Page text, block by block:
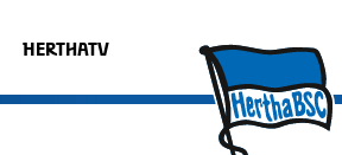
HERTHATV